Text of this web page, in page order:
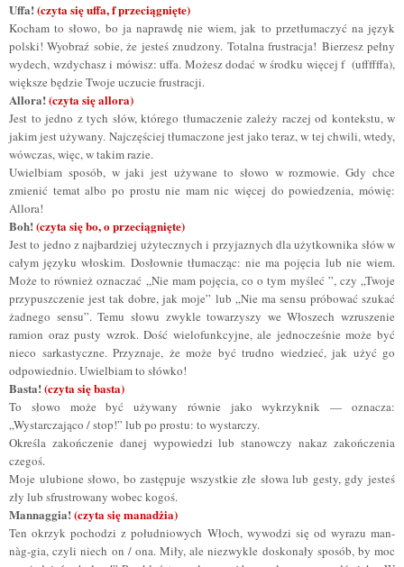
Uffa!(czyta się uffa, f przeciągnięte)
Kocham to słowo, bo ja naprawdę nie wiem, jak to przetłumaczyć na język
polski! Wyobraź sobie, że jesteś znudzony. Totalna frustracja! Bierzesz pełny
wydech, wzdychasz i mówisz: uffa. Możesz dodać w środku więcej f (uffffffa),
większe będzie Twoje uczucie frustracji.
Allora!(czyta się allora)
Jest to jedno z tych słów, którego tłumaczenie zależy raczej od kontekstu, w
jakim jest używany. Najczęściej tłumaczone jest jako teraz, w tej chwili, wtedy,
wówczas, więc, w takim razie.
Uwielbiam sposób, w jaki jest używane to słowo w rozmowie. Gdy chce
zmienić temat albo po prostu nie mam nic więcej do powiedzenia, mówię:
Allora!
Boh!(czyta się bo, o przeciągnięte)
Jest to jedno z najbardziej użytecznych i przyjaznych dla użytkownika słów w
całym języku włoskim. Dosłownie tłumacząc: nie ma pojęcia lub nie wiem.
Może to również oznaczać „Nie mam pojęcia, co o tym myśleć ”, czy „Twoje
przypuszczenie jest tak dobre, jak moje” lub „Nie ma sensu próbować szukać
żadnego sensu”. Temu słowu zwykle towarzyszy we Włoszech wzruszenie
ramion oraz pusty wzrok. Dość wielofunkcyjne, ale jednocześnie może być
nieco sarkastyczne. Przyznaje, że może być trudno wiedzieć, jak użyć go
odpowiednio. Uwielbiam to słówko!
Basta!(czyta się basta)
To słowo może być używany równie jako wykrzyknik — oznacza:
„Wystarczająco / stop!” lub po prostu: to wystarczy.
Określa zakończenie danej wypowiedzi lub stanowczy nakaz zakończenia
czegoś.
Moje ulubione słowo, bo zastępuje wszystkie złe słowa lub gesty, gdy jesteś
zły lub sfrustrowany wobec kogoś.
Mannaggia!(czyta się manadżia)
Ten okrzyk pochodzi z południowych Włoch, wywodzi się od wyrazu man-
nàg-gia, czyli niech on / ona. Miły, ale niezwykle doskonały sposób, by moc